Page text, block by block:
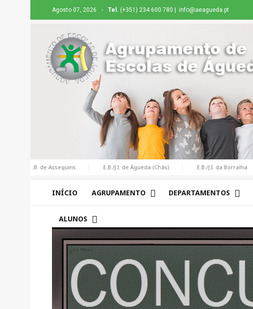
Agosto 07, 2026 - Tel. (+351) 234 600 780 | info@aeagueda.pt
E.B. de Assequins E.B./J.I. de Águeda (Chãs) E.B./J.I. da Borralha
INÍCIO AGRUPAMENTO DEPARTAMENTOS
ALUNOS